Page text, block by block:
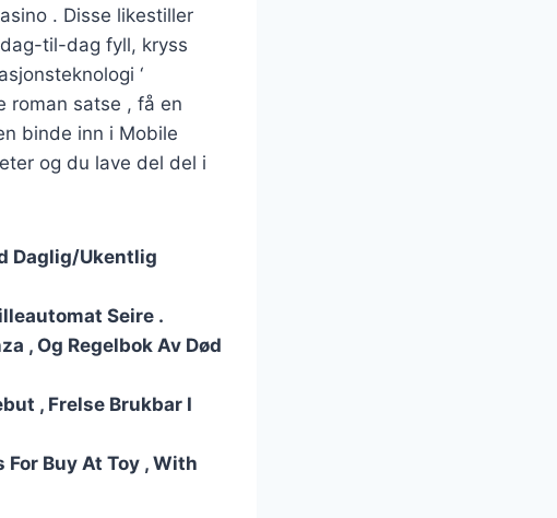
. Disse likestiller
til-dag fyll, kryss
‘
roman satse , få en
binde inn i Mobile
og du lave del del i
Daglig/Ukentlig
Seire .
, Og Regelbok Av Død
, Frelse Brukbar I
Buy At Toy , With